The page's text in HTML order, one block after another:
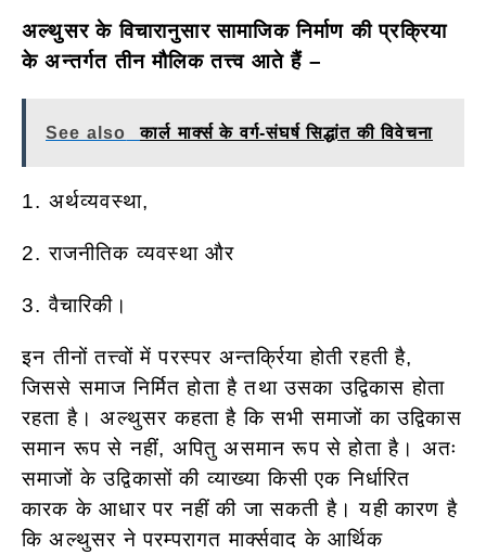
अल्थुसर के विचारानुसार सामाजिक निर्माण की प्रक्रिया
के अन्तर्गत तीन मौलिक तत्त्व आते हैं –
See also कार्ल मार्क्स के वर्ग-संघर्ष सिद्धांत की विवेचना
1. अर्थव्यवस्था,
2. राजनीतिक व्यवस्था और
3. वैचारिकी।
इन तीनों तत्त्वों में परस्पर अन्तर्क्रिया होती रहती है,
जिससे समाज निर्मित होता है तथा उसका उद्विकास होता
रहता है। अल्थुसर कहता है कि सभी समाजों का उद्विकास
समान रूप से नहीं, अपितु असमान रूप से होता है। अतः
समाजों के उद्विकासों की व्याख्या किसी एक निर्धारित
कारक के आधार पर नहीं की जा सकती है। यही कारण है
कि अल्थुसर ने परम्परागत मार्क्सवाद के आर्थिक